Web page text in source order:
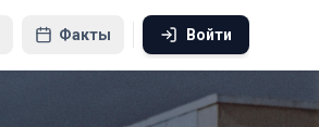
Факты Войти